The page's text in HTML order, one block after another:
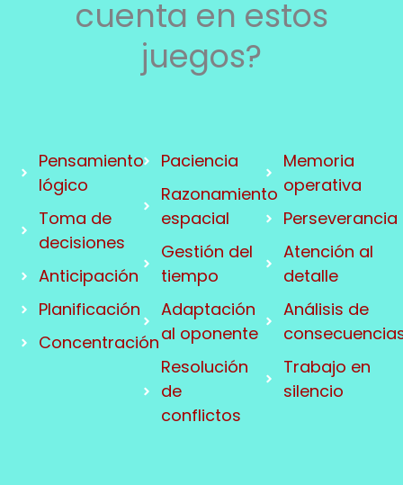
cuenta en estos
juegos?
Pensamiento
lógico
Toma de
decisiones
Anticipación
Planificación
Concentración
Paciencia
Razonamiento
espacial
Gestión del
tiempo
Adaptación
al oponente
Resolución
de
conflictos
Memoria
operativa
Perseverancia
Atención al
detalle
Análisis de
Trabajo en
silencio